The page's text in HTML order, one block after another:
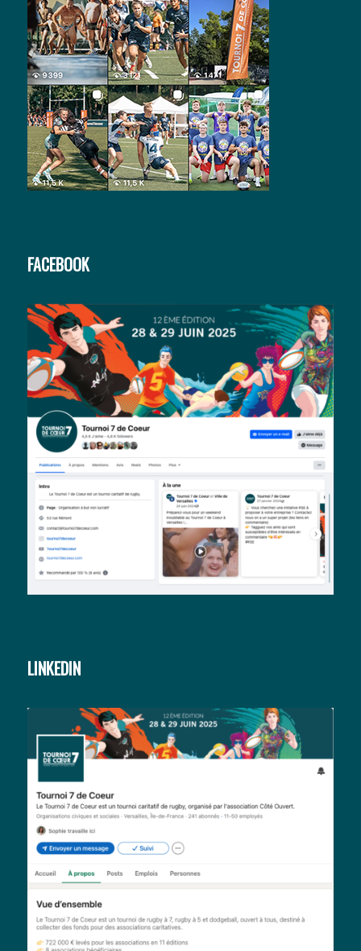
FACEBOOK
LINKEDIN